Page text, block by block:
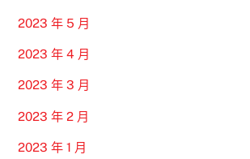
2023 年 5 月
2023 年 4 月
2023 年 3 月
2023 年 2 月
2023 年 1 月